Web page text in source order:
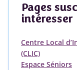
Pages
intéresser
Centre Local
(CLIC)
Espace Séniors